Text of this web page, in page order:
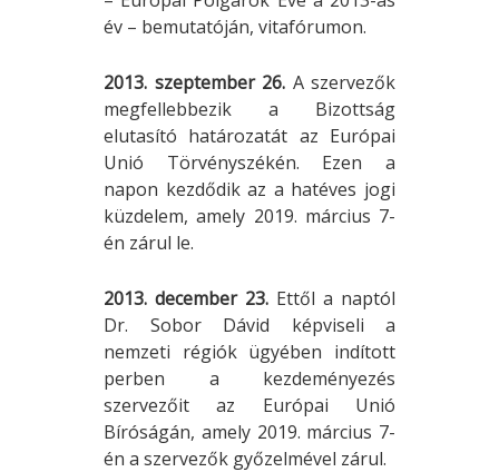
év – bemutatóján, vitafórumon.
2013. szeptember 26. A szervezők
megfellebbezik a Bizottság
elutasító határozatát az Európai
Unió Törvényszékén. Ezen a
napon kezdődik az a hatéves jogi
küzdelem, amely 2019. március 7-
én zárul le.
2013. december 23. Ettől a naptól
Dr. Sobor Dávid képviseli a
nemzeti régiók ügyében indított
perben a kezdeményezés
szervezőit az Európai Unió
Bíróságán, amely 2019. március 7-
én a szervezők győzelmével zárul.